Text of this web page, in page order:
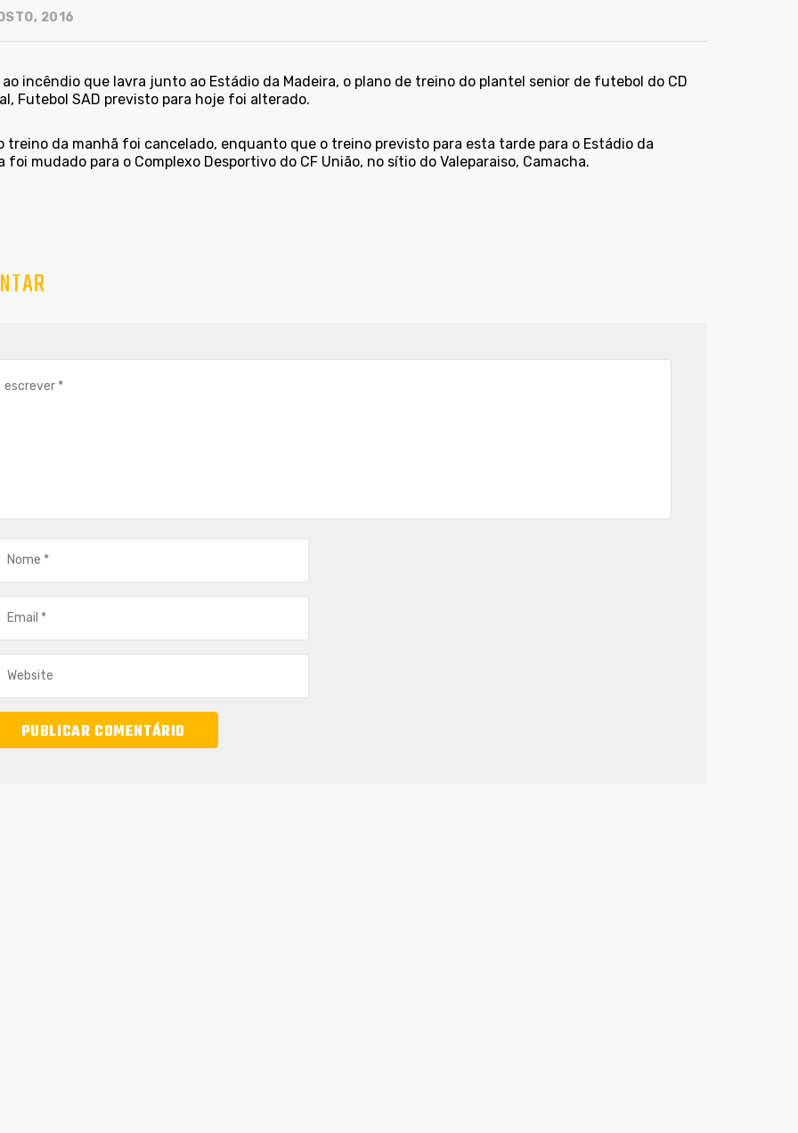
2016
ao incêndio que lavra junto ao Estádio da Madeira, o plano de treino do plantel senior de futebol do CD
Futebol SAD previsto para hoje foi alterado.
treino da manhã foi cancelado, enquanto que o treino previsto para esta tarde para o Estádio da
foi mudado para o Complexo Desportivo do CF União, no sítio do Valeparaiso, Camacha.